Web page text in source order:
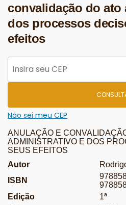
convalidação do
dos processos
efeitos
Não sei meu CEP
ANULAÇÃO E
ADMINISTRATIVO E DOS
SEUS EFEITOS
Autor
ISBN
Edição
1ª